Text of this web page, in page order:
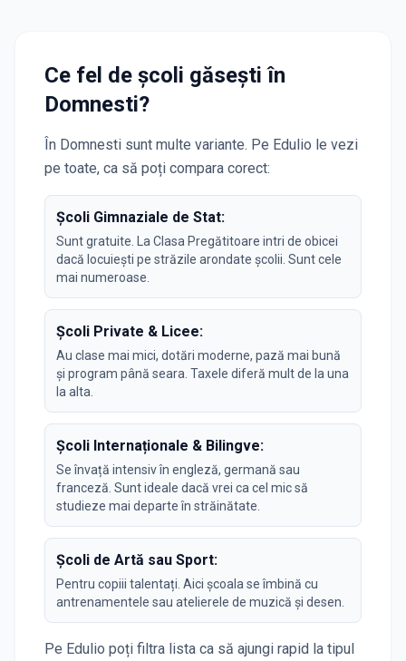
Ce fel de școli găsești în
Domnesti?
În Domnesti sunt multe variante. Pe Edulio le vezi
pe toate, ca să poți compara corect:
Școli Gimnaziale de Stat:
Sunt gratuite. La Clasa Pregătitoare intri de obicei
dacă locuiești pe străzile arondate școlii. Sunt cele
mai numeroase.
Școli Private & Licee:
Au clase mai mici, dotări moderne, pază mai bună
și program până seara. Taxele diferă mult de la una
la alta.
Școli Internaționale & Bilingve:
Se învață intensiv în engleză, germană sau
franceză. Sunt ideale dacă vrei ca cel mic să
studieze mai departe în străinătate.
Școli de Artă sau Sport:
Pentru copiii talentați. Aici școala se îmbină cu
antrenamentele sau atelierele de muzică și desen.
Pe Edulio poți filtra lista ca să ajungi rapid la tipul